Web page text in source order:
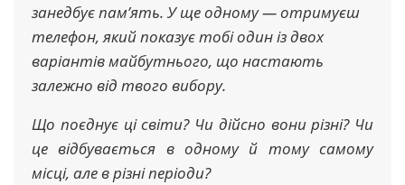
занедбує пам’ять. У ще одному — отримуєш
телефон, який показує тобі один із двох
варіантів майбутнього, що настають
залежно від твого вибору.
Що поєднує ці світи? Чи дійсно вони різні? Чи
це відбувається в одному й тому самому
місці, але в різні періоди?